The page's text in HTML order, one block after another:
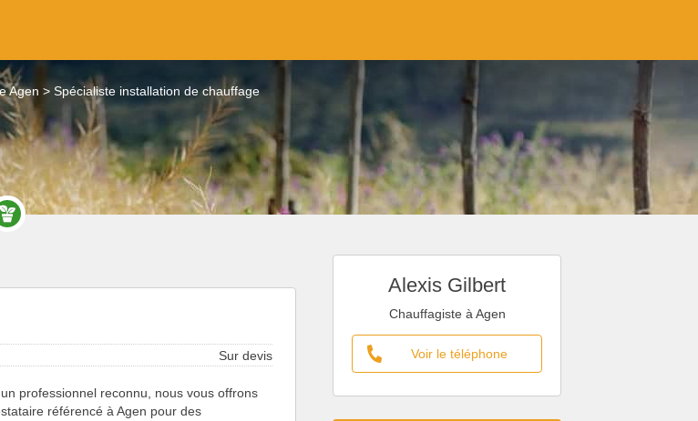
Agen Spécialiste installation de chauffage
Alexis Gilbert
Chauffagiste à Agen
Voir le téléphone
Sur devis
professionnel reconnu, nous vous offrons
référencé à Agen pour des